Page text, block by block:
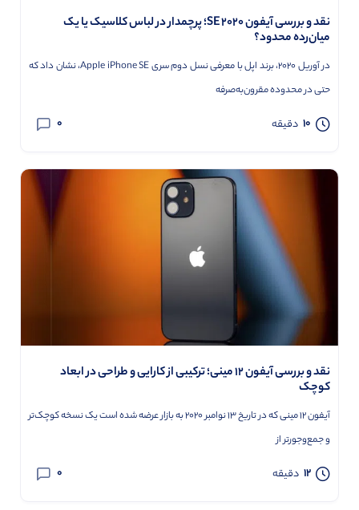
نقد و بررسی آیفون SE 2020؛ پرچمدار در لباس کلاسیک یا یک
میان‌رده محدود؟
در آوریل 2020، برند اپل با معرفی نسل دوم سری Apple iPhone SE، نشان داد که
حتی در محدوده مقرون‌به‌صرفه
10 دقیقه 0
نقد و بررسی آیفون 12 مینی؛ ترکیبی از کارایی و طراحی در ابعاد
کوچک
آیفون 12 مینی که در تاریخ 13 نوامبر 2020 به بازار عرضه شده است یک نسخه کوچک‌تر
و جمع‌وجورتر از
12 دقیقه 0